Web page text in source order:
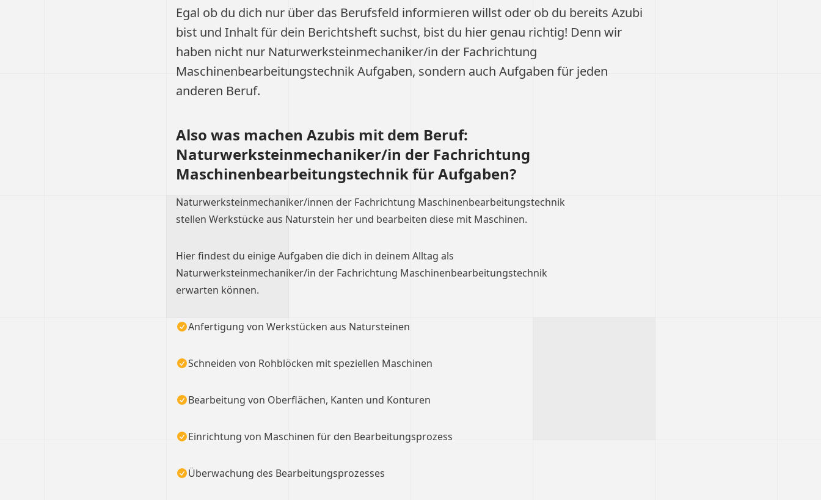
Egal ob du dich nur über das Berufsfeld informieren willst oder ob du bereits Azubi
bist und Inhalt für dein Berichtsheft suchst, bist du hier genau richtig! Denn wir
haben nicht nur Naturwerksteinmechaniker/in der Fachrichtung
Maschinenbearbeitungstechnik Aufgaben, sondern auch Aufgaben für jeden
anderen Beruf.
Also was machen Azubis mit dem Beruf:
Naturwerksteinmechaniker/in der Fachrichtung
Maschinenbearbeitungstechnik für Aufgaben?
Naturwerksteinmechaniker/innen der Fachrichtung Maschinenbearbeitungstechnik
stellen Werkstücke aus Naturstein her und bearbeiten diese mit Maschinen.
Hier findest du einige Aufgaben die dich in deinem Alltag als
Naturwerksteinmechaniker/in der Fachrichtung Maschinenbearbeitungstechnik
erwarten können.
Anfertigung von Werkstücken aus Natursteinen
Schneiden von Rohblöcken mit speziellen Maschinen
Bearbeitung von Oberflächen, Kanten und Konturen
Einrichtung von Maschinen für den Bearbeitungsprozess
Überwachung des Bearbeitungsprozesses